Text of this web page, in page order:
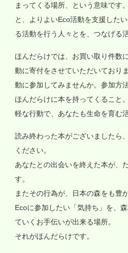
まってくる場所、という意味です
と、よりよいEco活動を支援した
る活動を行う人々とを、つなげる
ほんだらけでは、お買い取り件数
動に寄付をさせていただいており
動に参加してみませんか。参加方
ほんだらけに本を持ってくること
軽な行動で、あなたも生命を育む
読み終わった本がございましたら
ください。
あなたとの出会いを終えた本が、
す。
またその行為が、日本の森をも豊
Ecoに参加したい「気持ち」を、
ていくお手伝いが出来る場所。
それがほんだらけです。